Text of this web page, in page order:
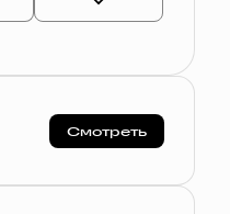
Смотреть